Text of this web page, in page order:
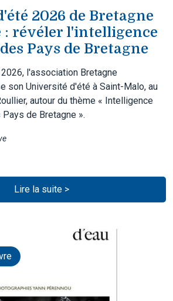
2026 de Bretagne
: révéler l'intelligence
Pays de Bretagne
l'association Bretagne
son Université d'été à Saint-Malo, au
autour du thème « Intelligence
de Bretagne ».
Lire la suite >